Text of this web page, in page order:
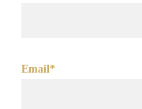
Email*